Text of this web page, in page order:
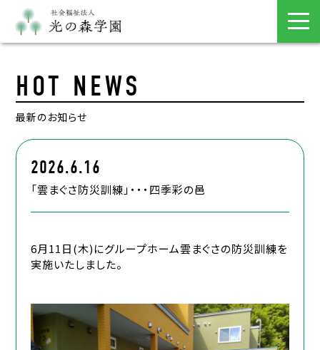
HOT NEWS
最新のお知らせ
2026.6.16
「雲まぐさ防災訓練」・・・四季彩の邑
6月11日(木)にグループホーム雲まぐさの防災訓練を
実施いたしました。